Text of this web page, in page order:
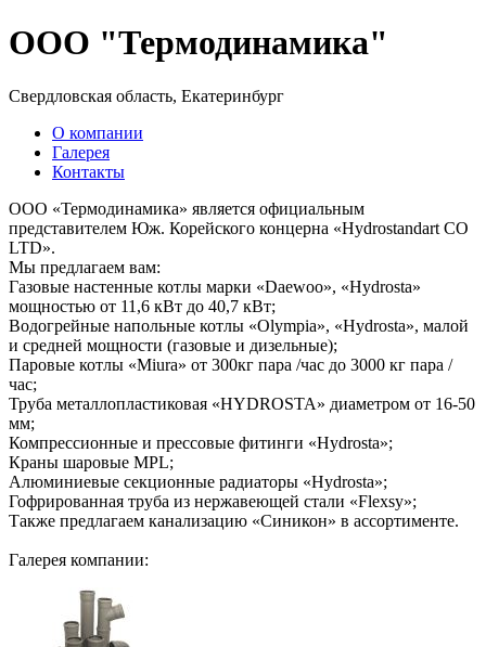
ООО "Термодинамика"
Свердловская область, Екатеринбург
О компании
Галерея
Контакты
ООО «Термодинамика» является официальным
представителем Юж. Корейского концерна «Hydrostandart CO
LTD».
Мы предлагаем вам:
Газовые настенные котлы марки «Daewoo», «Hydrosta»
мощностью от 11,6 кВт до 40,7 кВт;
Водогрейные напольные котлы «Olympia», «Hydrosta», малой
и средней мощности (газовые и дизельные);
Паровые котлы «Miura» от 300кг пара /час до 3000 кг пара /
час;
Труба металлопластиковая «HYDROSTA» диаметром от 16-50
мм;
Компрессионные и прессовые фитинги «Hydrosta»;
Краны шаровые MPL;
Алюминиевые секционные радиаторы «Hydrosta»;
Гофрированная труба из нержавеющей стали «Flexsy»;
Также предлагаем канализацию «Синикон» в ассортименте.
Галерея компании: